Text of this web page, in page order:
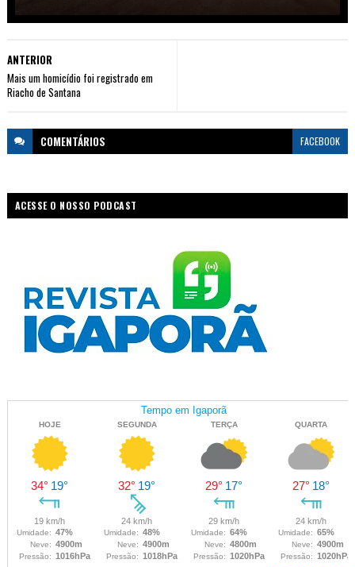
ANTERIOR
Mais um homicídio foi registrado em
Riacho de Santana
COMENTÁRIOS FACEBOOK
ACESSE O NOSSO PODCAST